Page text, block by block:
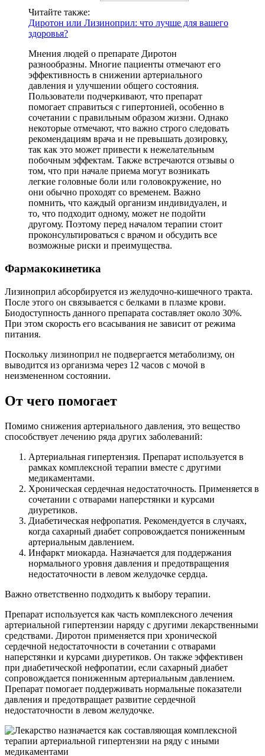
Читайте также:
Диротон или Лизиноприл: что лучше для вашего
здоровья?
Мнения людей о препарате Диротон
разнообразны. Многие пациенты отмечают его
эффективность в снижении артериального
давления и улучшении общего состояния.
Пользователи подчеркивают, что препарат
помогает справиться с гипертонией, особенно в
сочетании с правильным образом жизни. Однако
некоторые отмечают, что важно строго следовать
рекомендациям врача и не превышать дозировку,
так как это может привести к нежелательным
побочным эффектам. Также встречаются отзывы о
том, что при начале приема могут возникать
легкие головные боли или головокружение, но
они обычно проходят со временем. Важно
помнить, что каждый организм индивидуален, и
то, что подходит одному, может не подойти
другому. Поэтому перед началом терапии стоит
проконсультироваться с врачом и обсудить все
возможные риски и преимущества.
Фармакокинетика
Лизиноприл абсорбируется из желудочно-кишечного тракта.
После этого он связывается с белками в плазме крови.
Биодоступность данного препарата составляет около 30%.
При этом скорость его всасывания не зависит от режима
питания.
Поскольку лизиноприл не подвергается метаболизму, он
выводится из организма через 12 часов с мочой в
неизмененном состоянии.
От чего помогает
Помимо снижения артериального давления, это вещество
способствует лечению ряда других заболеваний:
Артериальная гипертензия. Препарат используется в
рамках комплексной терапии вместе с другими
медикаментами.
Хроническая сердечная недостаточность. Применяется в
сочетании с отварами наперстянки и курсами
диуретиков.
Диабетическая нефропатия. Рекомендуется в случаях,
когда сахарный диабет сопровождается пониженным
артериальным давлением.
Инфаркт миокарда. Назначается для поддержания
нормального уровня давления и предотвращения
недостаточности в левом желудочке сердца.
Важно ответственно подходить к выбору терапии.
Препарат используется как часть комплексного лечения
артериальной гипертензии наряду с другими лекарственными
средствами. Диротон применяется при хронической
сердечной недостаточности в сочетании с отварами
наперстянки и курсами диуретиков. Он также эффективен
при диабетической нефропатии, если сахарный диабет
сопровождается пониженным артериальным давлением.
Препарат помогает поддерживать нормальные показатели
давления и предотвращает развитие сердечной
недостаточности в левом желудочке.